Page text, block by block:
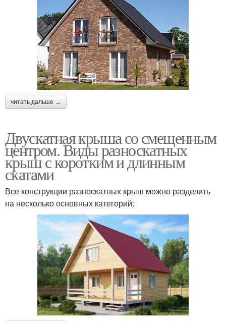
читать дальше →
Двускатная крыша со смещенным
центром. Виды разноскатных
крыш с коротким и длинным
скатами
Все конструкции разноскатных крыш можно разделить
на несколько основных категорий: